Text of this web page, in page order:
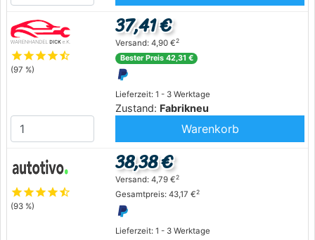
starstarstarstarstar_half
(97 %)
Lieferzeit: 1 - 3 Werktage
Zustand: Fabrikneu
37,41 €
Versand: 4,90 €2
Bester Preis 42,31 €
Warenkorb
starstarstarstarstar_half
(93 %)
Lieferzeit: 1 - 3 Werktage
38,38 €
Versand: 4,79 €2
Gesamtpreis: 43,17 €2